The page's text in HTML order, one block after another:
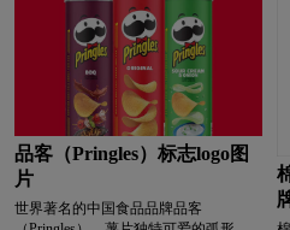
奶茶logo设计 冷冻食品logo
N字母酒店logo设计 啤酒
葡萄酒logo设计 培训机构
P字母酒店logo设计 全球
品客（Pringles）标志logo图
片
世界著名的中国食品品牌品客